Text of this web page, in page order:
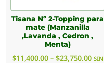
Tisana Nº 2-Topping para
mate (Manzanilla
,Lavanda , Cedron ,
Menta)
$11,400.00 – $23,750.00 SIN